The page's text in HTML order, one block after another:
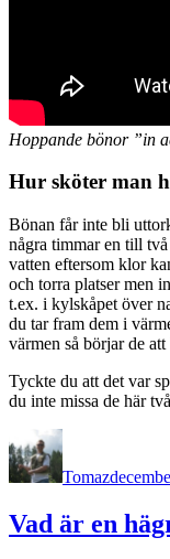
Hoppande bönor ”in
Hur sköter man
Bönan får inte bli
några timmar en till
vatten eftersom klor
och torra platser men
t.ex. i kylskåpet över
du tar fram dem i
värmen så börjar de
Tyckte du att det var
du inte missa de här
Författare
Tomaz
Vad är en